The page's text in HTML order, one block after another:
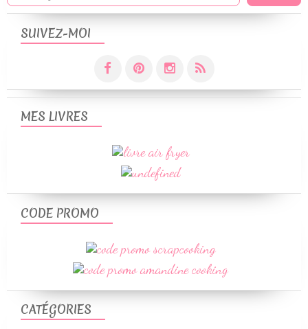
SUIVEZ-MOI
CATÉGORIES
MES LIVRES
CODE PROMO